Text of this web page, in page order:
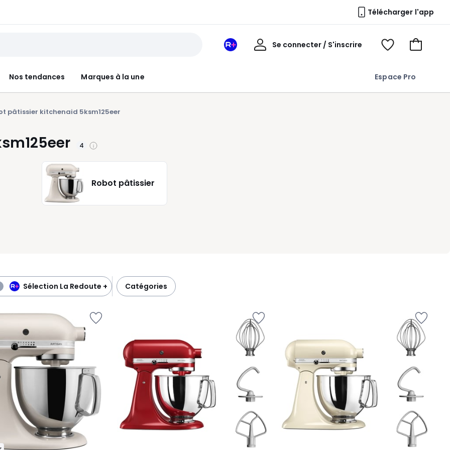
Télécharger l'app
Nos tendances Marques à la une Espace Pro
Mon
Se connecter / S'inscrire
Mon
Voir
Voir
pâtissier kitchenaid 5ksm125eer
4
Robot pâtissier
Sélection La Redoute + catégories